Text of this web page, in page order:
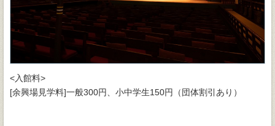
<入館料>
[余興場見学料]一般300円、小中学生150円（団体割引あり）